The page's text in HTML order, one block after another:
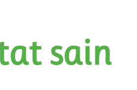
sain